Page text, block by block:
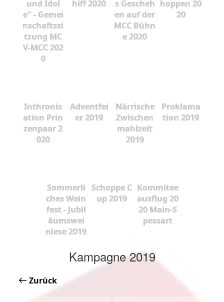
und Idol
e" - Gemei
nschaftssi
tzung MC
V-MCC 202
0
hiff 2020
s Gescheh
en auf der
MCC Bühn
e 2020
hoppen 20
20
Inthronis
ation Prin
zenpaar 2
020
Adventfei
er 2019
Närrische
Zwischen
mahlzeit
2019
Proklama
tion 2019
Sommerli
ches Wein
fest - Jubil
äumswei
nlese 2019
Schoppe C
up 2019
Kommitee
ausflug 20
20 Main-S
pessart
Kampagne 2019
Zurück